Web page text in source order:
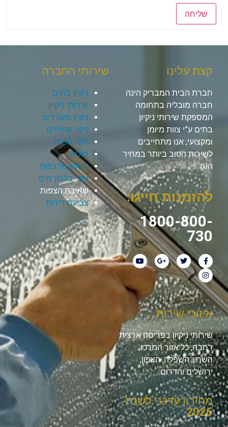
שליחה
קצת עלינו
חברת הבית המבריק הינה
חברה מובליה בתחומה
המספקת שירותי ניקיון
בתים ע”י צוות מיומן
ומקצועי, אנו מתחייבים
לשירות הטוב ביותר במחיר
הוגן.
להזמנות חייגו:
1800-800-
730
שירותי החברה
ניקיון בתים
שירותי ניקיון
ניקיון משרדים
ניקוי שטיחים
ניקוי ספות
פוליש
ליטוש מרצפות
ניקוי בלחץ מים
שאיבת הצפות
צביעת דירות
איזורי שירות
שירותי ניקיון בפריסה ארצית
רחבה, כל אזור המרכז,
השרון, השפלה, הצפון,
ירושלים והדרום.
מחירון עדכני לשנת
2026